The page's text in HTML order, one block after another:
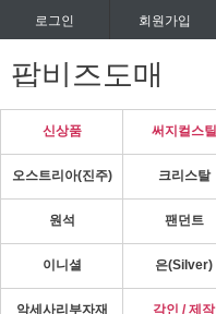
로그인 회원가입
팝비즈도매
신상품 써지컬스틸
오스트리아(진주) 크리스탈
원석 팬던트
이니셜 은(Silver)
악세사리부자재 각인 / 제작